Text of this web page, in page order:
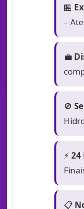
🏪
–
💼
🚫
⚡ 24
📋